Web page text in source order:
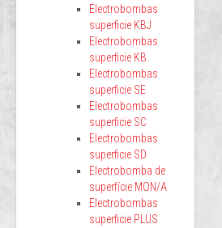
Electrobombas
superficie KBJ
Electrobombas
superficie KB
Electrobombas
superficie SE
Electrobombas
superficie SC
Electrobombas
superficie SD
Electrobomba de
superfície MON/A
Electrobombas
superficie PLUS